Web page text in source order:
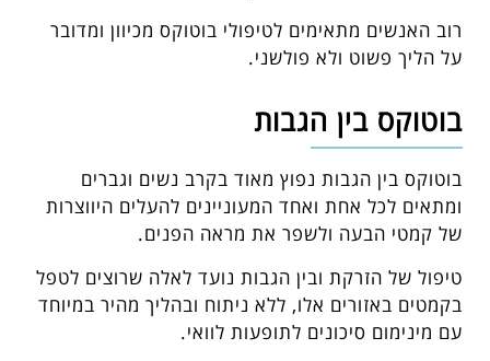
רוב האנשים מתאימים לטיפולי בוטוקס מכיוון ומדובר
על הליך פשוט ולא פולשני.
בוטוקס בין הגבות
בוטוקס בין הגבות נפוץ מאוד בקרב נשים וגברים
ומתאים לכל אחת ואחד המעוניינים להעלים היווצרות
של קמטי הבעה ולשפר את מראה הפנים.
טיפול של הזרקת ובין הגבות נועד לאלה שרוצים לטפל
בקמטים באזורים אלו, ללא ניתוח ובהליך מהיר במיוחד
עם מינימום סיכונים לתופעות לוואי.